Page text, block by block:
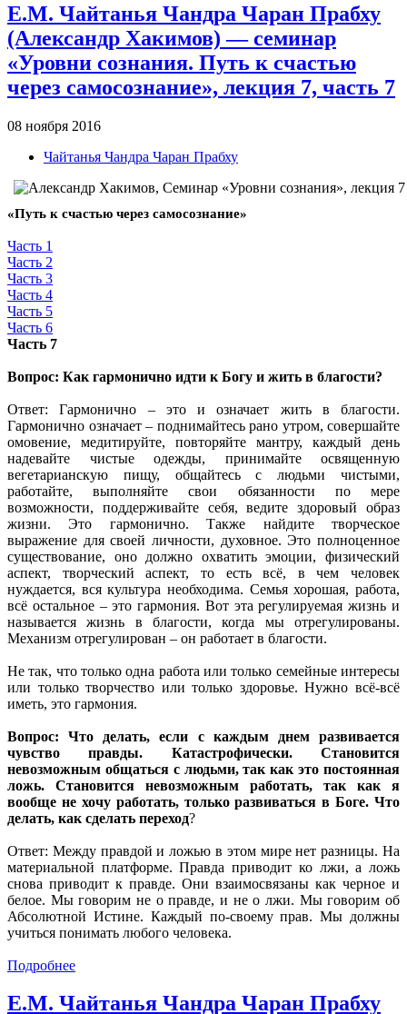
Е.М. Чайтанья Чандра Чаран Прабху
(Александр Хакимов) — семинар
«Уровни сознания. Путь к счастью
через самосознание», лекция 7, часть 7
08 ноября 2016
Чайтанья Чандра Чаран Прабху
«Путь к счастью через самосознание»
Часть 1
Часть 2
Часть 3
Часть 4
Часть 5
Часть 6
Часть 7
Вопрос: Как гармонично идти к Богу и жить в благости?
Ответ: Гармонично – это и означает жить в благости.
Гармонично означает – поднимайтесь рано утром, совершайте
омовение, медитируйте, повторяйте мантру, каждый день
надевайте чистые одежды, принимайте освященную
вегетарианскую пищу, общайтесь с людьми чистыми,
работайте, выполняйте свои обязанности по мере
возможности, поддерживайте себя, ведите здоровый образ
жизни. Это гармонично. Также найдите творческое
выражение для своей личности, духовное. Это полноценное
существование, оно должно охватить эмоции, физический
аспект, творческий аспект, то есть всё, в чем человек
нуждается, вся культура необходима. Семья хорошая, работа,
всё остальное – это гармония. Вот эта регулируемая жизнь и
называется жизнь в благости, когда мы отрегулированы.
Механизм отрегулирован – он работает в благости.
Не так, что только одна работа или только семейные интересы
или только творчество или только здоровье. Нужно всё-всё
иметь, это гармония.
Вопрос: Что делать, если с каждым днем развивается
чувство правды. Катастрофически. Становится
невозможным общаться с людьми, так как это постоянная
ложь. Становится невозможным работать, так как я
вообще не хочу работать, только развиваться в Боге. Что
делать, как сделать переход?
Ответ: Между правдой и ложью в этом мире нет разницы. На
материальной платформе. Правда приводит ко лжи, а ложь
снова приводит к правде. Они взаимосвязаны как черное и
белое. Мы говорим не о правде, и не о лжи. Мы говорим об
Абсолютной Истине. Каждый по-своему прав. Мы должны
учиться понимать любого человека.
Подробнее
Е.М. Чайтанья Чандра Чаран Прабху